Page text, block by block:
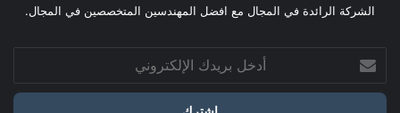
الشركة الرائدة في المجال مع افضل المهندسين المتخصصين في المجال.
بريدك
الإلكتروني